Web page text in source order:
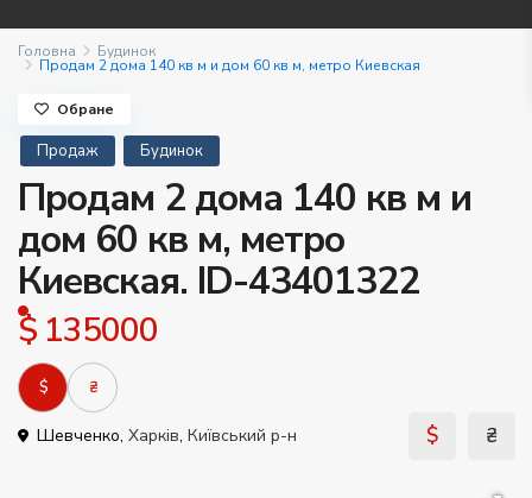
Головна Будинок
Продам 2 дома 140 кв м и дом 60 кв м, метро Киевская
Продаж Будинок
Продам 2 дома 140 кв м и
дом 60 кв м, метро
Киевская. ID-43401322
$ 135000
$ ₴
Шевченко, Харків, Київський р-н
Обране
$ ₴